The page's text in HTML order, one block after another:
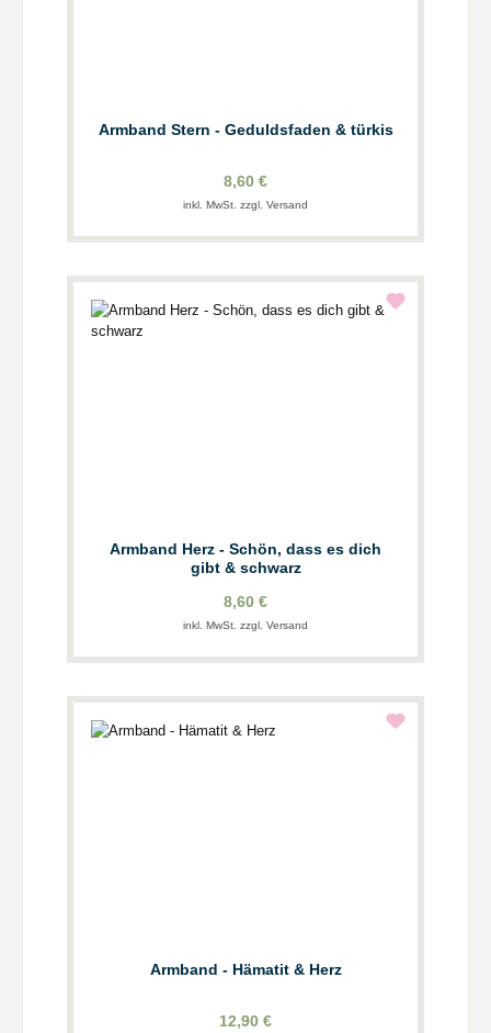
Armband Stern - Geduldsfaden & türkis
8,60 €
inkl. MwSt. zzgl. Versand
Armband Herz - Schön, dass es dich
gibt & schwarz
8,60 €
inkl. MwSt. zzgl. Versand
Armband - Hämatit & Herz
12,90 €